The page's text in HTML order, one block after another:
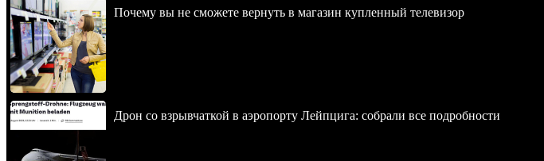
Почему вы не сможете вернуть в магазин купленный телевизор
Дрон со взрывчаткой в аэропорту Лейпцига: собрали все подробности